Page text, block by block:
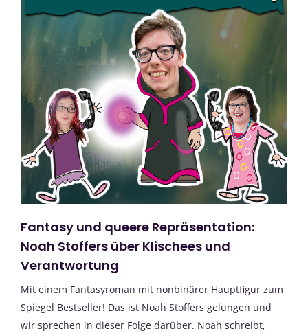
Fantasy und queere Repräsentation:
Noah Stoffers über Klischees und
Verantwortung
Mit einem Fantasyroman mit nonbinärer Hauptfigur zum
Spiegel Bestseller! Das ist Noah Stoffers gelungen und
wir sprechen in dieser Folge darüber. Noah schreibt,